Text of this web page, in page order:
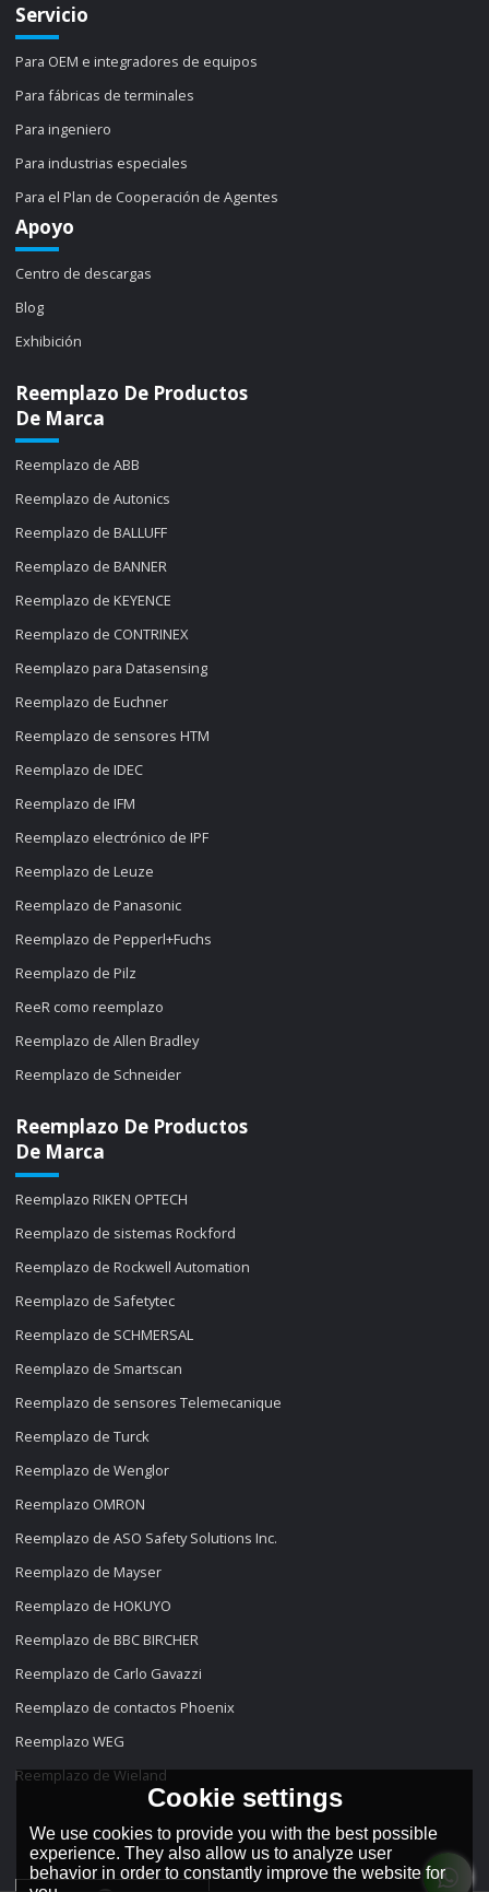
Servicio
Para OEM e integradores de equipos
Para fábricas de terminales
Para ingeniero
Para industrias especiales
Para el Plan de Cooperación de Agentes
Apoyo
Centro de descargas
Blog
Exhibición
Reemplazo De Productos
De Marca
Reemplazo de ABB
Reemplazo de Autonics
Reemplazo de BALLUFF
Reemplazo de BANNER
Reemplazo de KEYENCE
Reemplazo de CONTRINEX
Reemplazo para Datasensing
Reemplazo de Euchner
Reemplazo de sensores HTM
Reemplazo de IDEC
Reemplazo de IFM
Reemplazo electrónico de IPF
Reemplazo de Leuze
Reemplazo de Panasonic
Reemplazo de Pepperl+Fuchs
Reemplazo de Pilz
ReeR como reemplazo
Reemplazo de Allen Bradley
Reemplazo de Schneider
Reemplazo De Productos
De Marca
Reemplazo RIKEN OPTECH
Reemplazo de sistemas Rockford
Reemplazo de Rockwell Automation
Reemplazo de Safetytec
Reemplazo de SCHMERSAL
Reemplazo de Smartscan
Reemplazo de sensores Telemecanique
Reemplazo de Turck
Reemplazo de Wenglor
Reemplazo OMRON
Reemplazo de ASO Safety Solutions Inc.
Reemplazo de Mayser
Reemplazo de HOKUYO
Reemplazo de BBC BIRCHER
Reemplazo de Carlo Gavazzi
Reemplazo de contactos Phoenix
Reemplazo WEG
Reemplazo de Wieland
Cookie settings
We use cookies to provide you with the best possible
experience. They also allow us to analyze user
behavior in order to constantly improve the website for